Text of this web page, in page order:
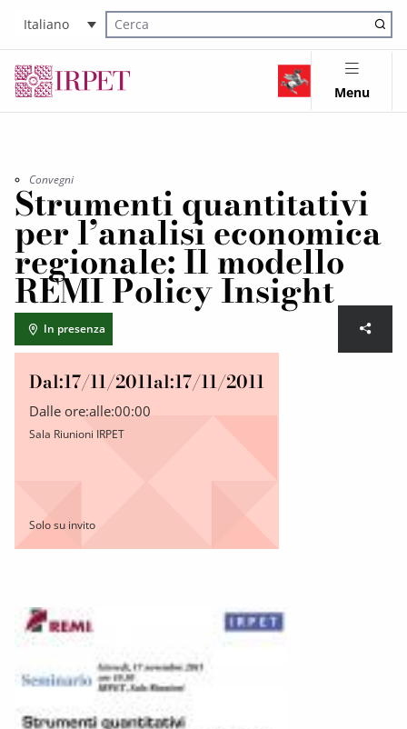
Italiano
Cerca nel sito
Menu
Convegni
Strumenti quantitativi
per l’analisi economica
regionale: Il modello
REMI Policy Insight
In presenza
Dal:17/11/2011al:17/11/2011
Dalle ore:alle:00:00
Sala Riunioni IRPET
Solo su invito